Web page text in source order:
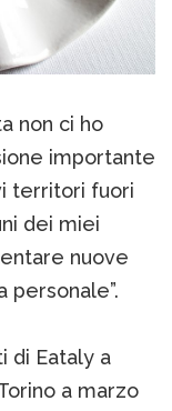
non ci ho
importante
territori fuori
dei miei
nuove
personale”.
di Eataly a
a marzo